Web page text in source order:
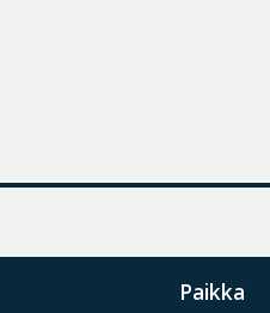
Paikka